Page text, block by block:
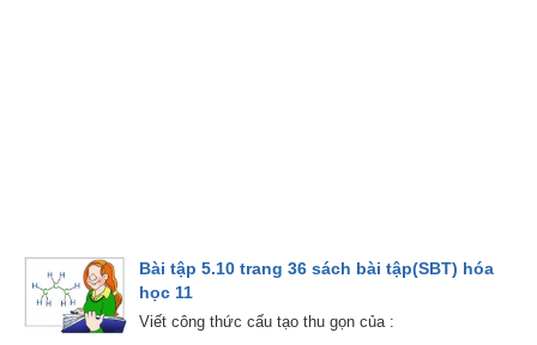
Bài tập 5.10 trang 36 sách bài tập(SBT) hóa
học 11
Viết công thức cấu tạo thu gọn của :